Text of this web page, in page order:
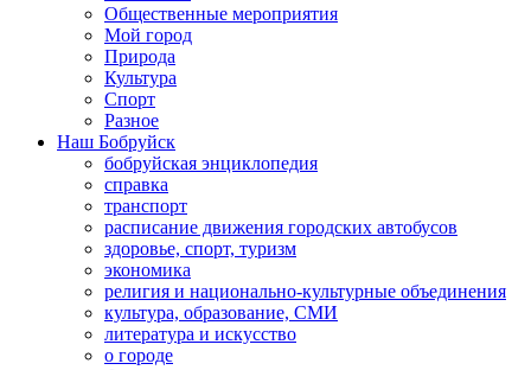
Общественные мероприятия
Мой город
Природа
Культура
Спорт
Разное
Наш Бобруйск
бобруйская энциклопедия
справка
транспорт
расписание движения городских автобусов
здоровье, спорт, туризм
экономика
религия и национально-культурные объединения
культура, образование, СМИ
литература и искусство
о городе